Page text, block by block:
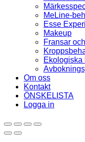
MeLine-
Esse
Makeup
Fransar
Om oss
Kontakt
ÖNSKELISTA
Logga in